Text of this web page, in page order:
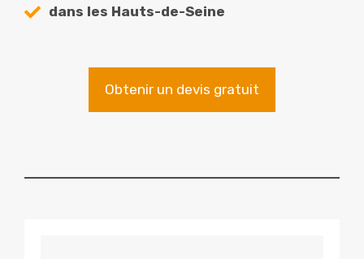
dans les Hauts-de-Seine
Obtenir un devis gratuit